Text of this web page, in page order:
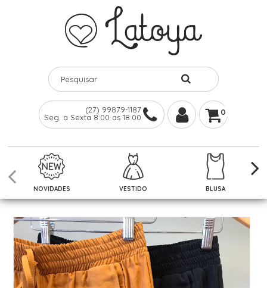
(27) 99879-1187
Seg. a Sexta 8:00 as 18:00
0
NOVIDADES VESTIDO BLUSA